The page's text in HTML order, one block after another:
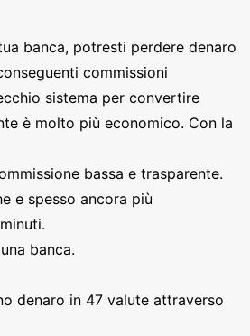
banca, potresti perdere denaro
commissioni
sistema per convertire
è molto più economico. Con la
bassa e trasparente.
e spesso ancora più
banca.
denaro in 47 valute attraverso